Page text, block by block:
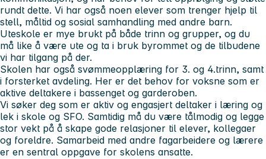
rundt dette. Vi har også noen elever som trenger hjelp til
stell, måltid og sosial samhandling med andre barn.
Uteskole er mye brukt på både trinn og grupper, og du
må like å være ute og ta i bruk byrommet og de tilbudene
vi har tilgang på der.
Skolen har også svømmeopplæring for 3. og 4.trinn, samt
i forsterket avdeling. Her er det behov for voksne som er
aktive deltakere i bassenget og garderoben.
Vi søker deg som er aktiv og engasjert deltaker i læring og
lek i skole og SFO. Samtidig må du være tålmodig og legge
stor vekt på å skape gode relasjoner til elever, kollegaer
og foreldre. Samarbeid med andre fagarbeidere og lærere
er en sentral oppgave for skolens ansatte.